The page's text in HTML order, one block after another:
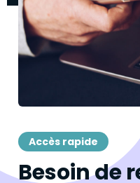
Accès rapide
Besoin de